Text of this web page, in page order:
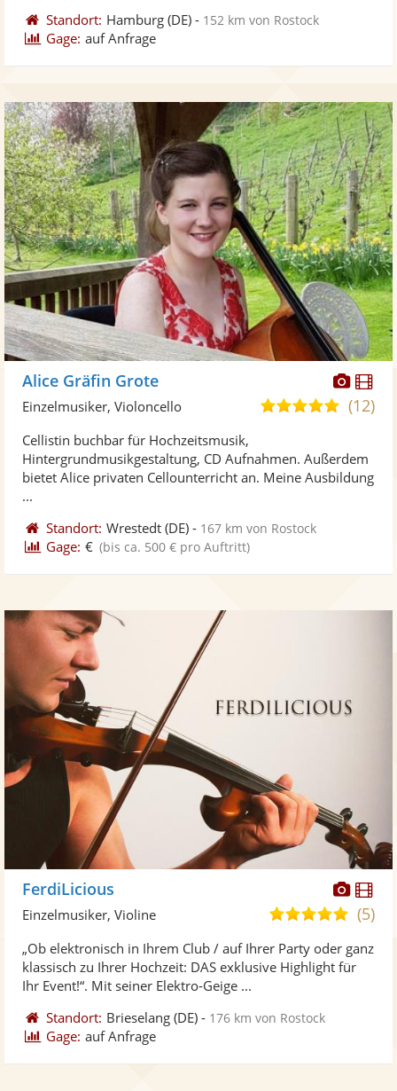
Standort: Hamburg (DE) - 152 km von Rostock
Gage: auf Anfrage
Alice Gräfin Grote
5,0
Sternen
(12)
Einzelmusiker, Violoncello
Cellistin buchbar für Hochzeitsmusik,
Hintergrundmusikgestaltung, CD Aufnahmen. Außerdem
bietet Alice privaten Cellounterricht an. Meine Ausbildung
...
Standort: Wrestedt (DE) - 167 km von Rostock
Gage: € (bis ca. 500 € pro Auftritt)
Fotos
FerdiLicious
5,0
5
(5)
Einzelmusiker, Violine
„Ob elektronisch in Ihrem Club / auf Ihrer Party oder ganz
klassisch zu Ihrer Hochzeit: DAS exklusive Highlight für
Ihr Event!“. Mit seiner Elektro-Geige ...
Standort: Brieselang (DE) - 176 km von Rostock
Gage: auf Anfrage